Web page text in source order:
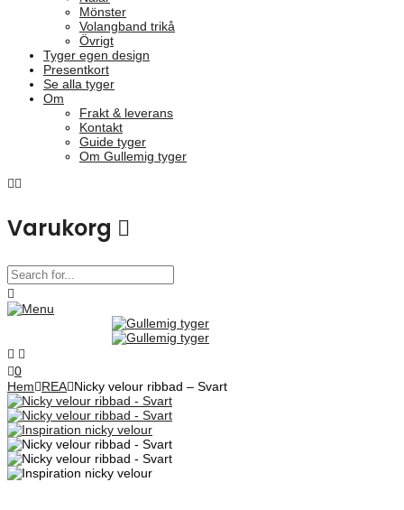
Mönster
Volangband trikå
Övrigt
Tyger egen design
Presentkort
Se alla tyger
Om
Frakt & leverans
Kontakt
Guide tyger
Om Gullemig tyger
Varukorg
0
Hem
REA Nicky velour ribbad – Svart